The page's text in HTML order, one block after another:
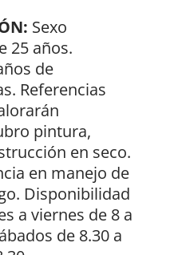
Sexo
25 años.
de
Referencias
pintura,
en seco.
en manejo de
Disponibilidad
a viernes de 8 a
de 8.30 a